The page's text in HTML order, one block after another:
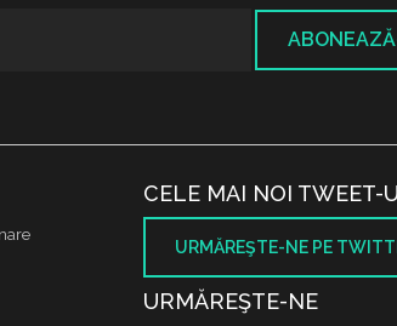
CELE MAI NOI TWEET-
URMĂREŞTE-NE PE
URMĂREŞTE-NE